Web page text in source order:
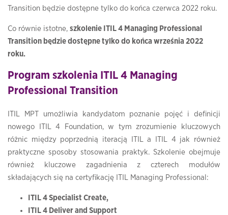
Transition będzie dostępne tylko do końca czerwca 2022 roku.
Co równie istotne, szkolenie ITIL 4 Managing Professional
Transition będzie dostępne tylko do końca września 2022
roku.
Program szkolenia ITIL 4 Managing
Professional Transition
ITIL MPT umożliwia kandydatom poznanie pojęć i definicji
nowego ITIL 4 Foundation, w tym zrozumienie kluczowych
różnic między poprzednią iteracją ITIL a ITIL 4 jak również
praktyczne sposoby stosowania praktyk. Szkolenie obejmuje
również kluczowe zagadnienia z czterech modułów
składających się na certyfikację ITIL Managing Professional:
ITIL 4 Specialist Create,
ITIL 4 Deliver and Support